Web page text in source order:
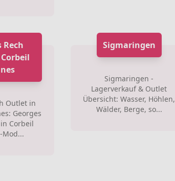
Rech
Outlet in
Georges
Corbeil
Mod...
Sigmaringen
Sigmaringen -
Lagerverkauf & Outlet
Übersicht: Wasser, Höhlen,
Wälder, Berge, so...